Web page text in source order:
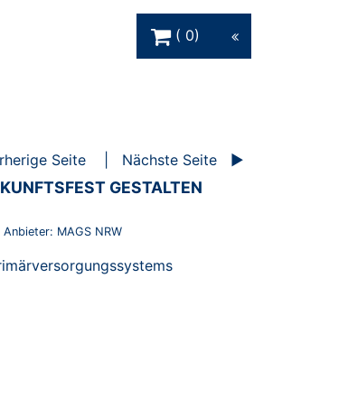
0
Seite Nächste Seite
GESTALTEN
Anbieter: MAGS NRW